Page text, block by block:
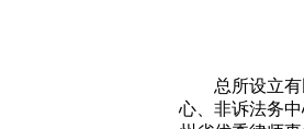
总所设立
心、非诉法务